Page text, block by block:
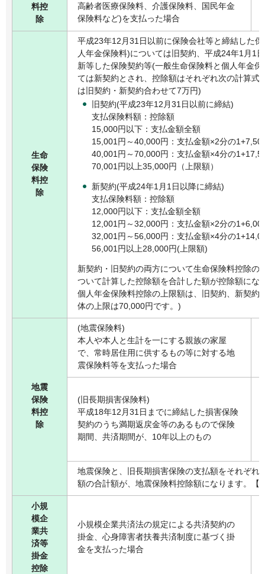
料控
除
高齢者医療保険料、介護保険料、国民年金
保険料など)を支払った場合
生命
保険
料控
除
平成23年12月31日以前に保険会社等と締結した
人年金保険料)については旧契約、平成24年1月1
新等した保険契約等(一般生命保険料と個人年金
ては新契約とされ、控除額はそれぞれ次の計算式
は旧契約・新契約合わせて7万円)
旧契約(平成23年12月31日以前に締結)
支払保険料額：控除額
15,000円以下：支払金額全額
15,001円～40,000円：支払金額×2分の
40,001円～70,000円：支払金額×4分の
70,001円以上35,000円（上限額）
新契約(平成24年1月1日以降に締結)
支払保険料額：控除額
12,000円以下：支払金額全額
12,001円～32,000円：支払金額×2分の
32,001円～56,000円：支払金額×4分の
56,001円以上28,000円(上限額)
新契約・旧契約の両方について生命保険料控除の
ついて計算した控除額を合計した額が控除額にな
個人年金保険料控除の上限額は、旧契約、新契約
体の上限は70,000円です。)
地震
保険
料控
除
(地震保険料)
本人や本人と生計を一にする親族の家屋
で、常時居住用に供するもの等に対する地
震保険料等を支払った場合
(旧長期損害保険料)
平成18年12月31日までに締結した損害保険
契約のうち満期返戻金等のあるもので保険
期間、共済期間が、10年以上のもの
地震保険と、旧長期損害保険の支払額をそれぞれ
額の合計額が、地震保険料控除額になります。【
小規
模企
業共
済等
掛金
控除
小規模企業共済法の規定による共済契約の
掛金、心身障害者扶養共済制度に基づく掛
金を支払った場合